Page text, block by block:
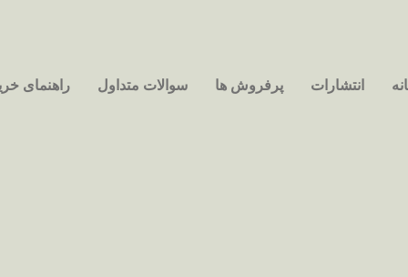
انتشارات پرفروش ها سوالات متداول راهنمای